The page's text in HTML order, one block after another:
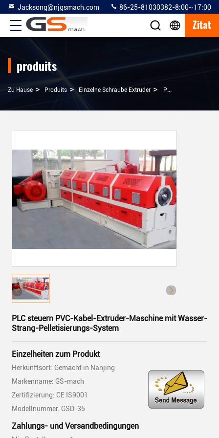
Jacksong@njgsmach.com 86-25-81030382-8:00~17:00
Zitat
produits
Zu Hause > Produits > Einzelne Schraube Extruder > PLC Steuern PVC-Kabel-Extruder-Maschine Mit Wasser-Strang-Pelletisierungs-System
PLC steuern PVC-Kabel-Extruder-Maschine mit Wasser-
Strang-Pelletisierungs-System
Einzelheiten zum Produkt
Herkunftsort: Gemacht in Nanjing
Markenname: GS-mach
Zertifizierung: CE IS9001
Modellnummer: GSD-35
Zahlungs- und Versandbedingungen